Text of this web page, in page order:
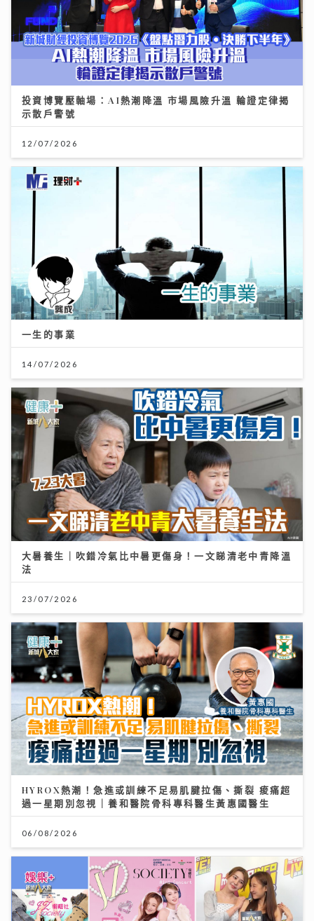
投資博覽壓軸場：AI熱潮降溫 市場風險升溫 輪證定律揭
示散戶警號
12/07/2026
一生的事業
14/07/2026
大暑養生｜吹錯冷氣比中暑更傷身！一文睇清老中青降溫
法
23/07/2026
HYROX熱潮！急進或訓練不足易肌腱拉傷、撕裂 痠痛超
過一星期別忽視｜養和醫院骨科專科醫生黃惠國醫生
06/08/2026